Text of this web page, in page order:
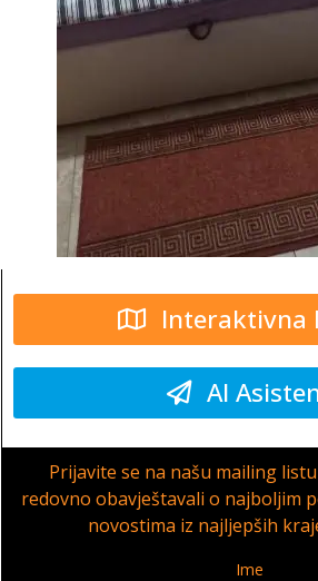
Interaktivna
AI
Prijavite se na našu mailing
redovno obavještavali o najboljim
novostima iz najljepših
Ime